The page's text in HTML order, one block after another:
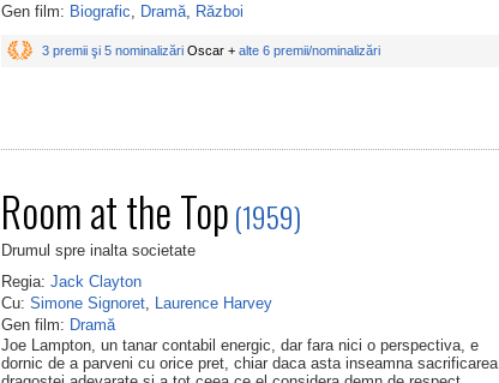
Gen film: Biografic, Dramă, Război
3 premii şi 5 nominalizări Oscar + alte 6 premii/nominalizări
Room at the Top(1959)
Drumul spre inalta societate
Regia: Jack Clayton
Cu: Simone Signoret, Laurence Harvey
Gen film: Dramă
Joe Lampton, un tanar contabil energic, dar fara nici o perspectiva, e
dornic de a parveni cu orice pret, chiar daca asta inseamna sacrificarea